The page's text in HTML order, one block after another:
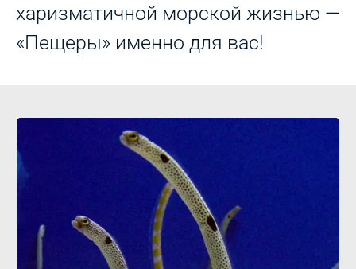
харизматичной морской жизнью —
«Пещеры» именно для вас!